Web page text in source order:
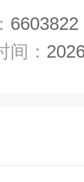
6603822
间：